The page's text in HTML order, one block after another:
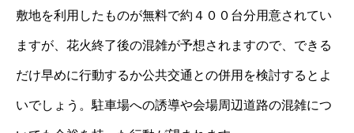
敷地を利用したものが無料で約４００台分用意されてい
ますが、花火終了後の混雑が予想されますので、できる
だけ早めに行動するか公共交通との併用を検討するとよ
いでしょう。駐車場への誘導や会場周辺道路の混雑につ